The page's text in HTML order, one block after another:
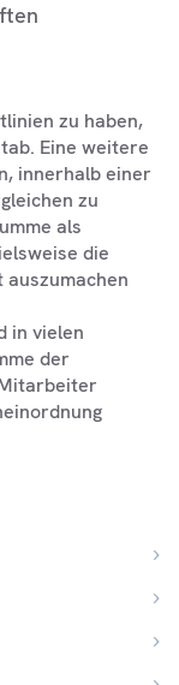
zu haben,
Eine weitere
innerhalb einer
zu
als
die
in vielen
der